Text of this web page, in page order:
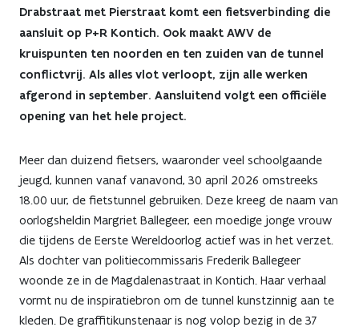
Drabstraat met Pierstraat komt een fietsverbinding die
aansluit op P+R Kontich. Ook maakt AWV de
kruispunten ten noorden en ten zuiden van de tunnel
conflictvrij. Als alles vlot verloopt, zijn alle werken
afgerond in september. Aansluitend volgt een officiële
opening van het hele project.
Meer dan duizend fietsers, waaronder veel schoolgaande
jeugd, kunnen vanaf vanavond, 30 april 2026 omstreeks
18.00 uur, de fietstunnel gebruiken. Deze kreeg de naam van
oorlogsheldin Margriet Ballegeer, een moedige jonge vrouw
die tijdens de Eerste Wereldoorlog actief was in het verzet.
Als dochter van politiecommissaris Frederik Ballegeer
woonde ze in de Magdalenastraat in Kontich. Haar verhaal
vormt nu de inspiratiebron om de tunnel kunstzinnig aan te
kleden. De graffitikunstenaar is nog volop bezig in de 37